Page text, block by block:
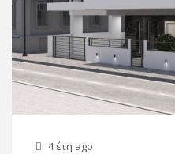
4 έτη ago